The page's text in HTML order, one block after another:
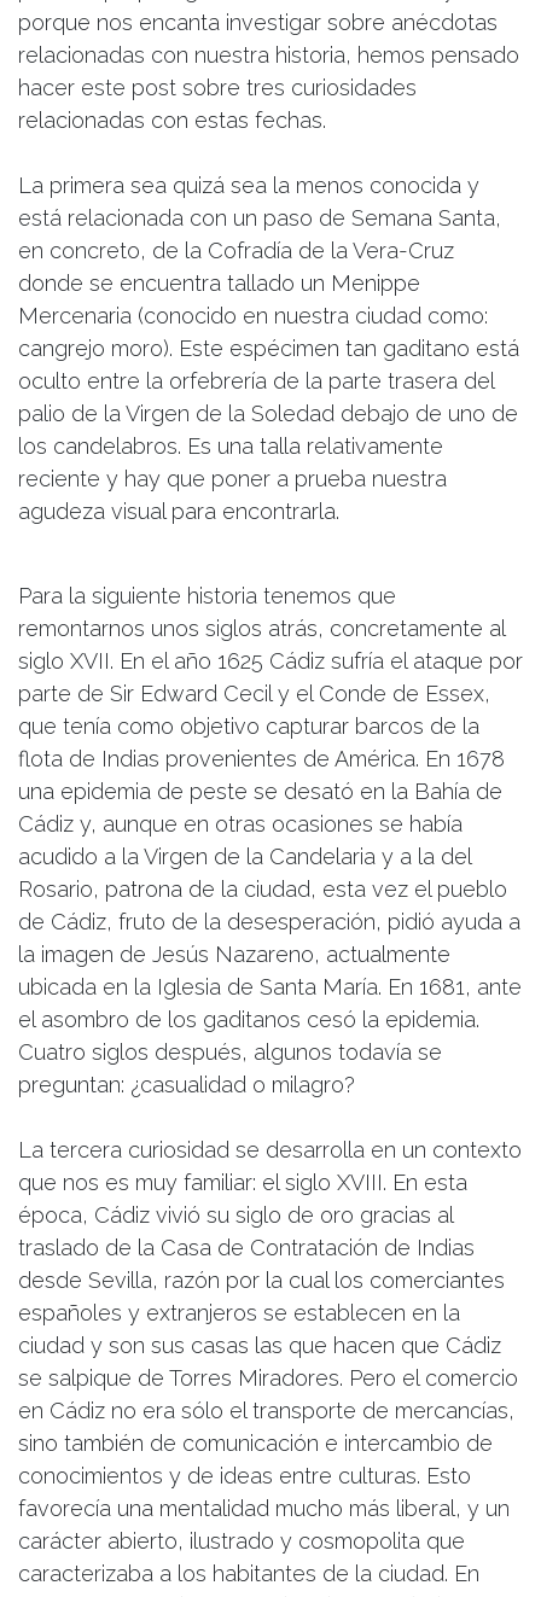
porque nos encanta investigar sobre anécdotas
relacionadas con nuestra historia, hemos pensado
hacer este post sobre tres curiosidades
relacionadas con estas fechas.
La primera sea quizá sea la menos conocida y
está relacionada con un paso de Semana Santa,
en concreto, de la Cofradía de la Vera-Cruz
donde se encuentra tallado un Menippe
Mercenaria (conocido en nuestra ciudad como:
cangrejo moro). Este espécimen tan gaditano está
oculto entre la orfebrería de la parte trasera del
palio de la Virgen de la Soledad debajo de uno de
los candelabros. Es una talla relativamente
reciente y hay que poner a prueba nuestra
agudeza visual para encontrarla.
Para la siguiente historia tenemos que
remontarnos unos siglos atrás, concretamente al
siglo XVII. En el año 1625 Cádiz sufría el ataque por
parte de Sir Edward Cecil y el Conde de Essex,
que tenía como objetivo capturar barcos de la
flota de Indias provenientes de América. En 1678
una epidemia de peste se desató en la Bahía de
Cádiz y, aunque en otras ocasiones se había
acudido a la Virgen de la Candelaria y a la del
Rosario, patrona de la ciudad, esta vez el pueblo
de Cádiz, fruto de la desesperación, pidió ayuda a
la imagen de Jesús Nazareno, actualmente
ubicada en la Iglesia de Santa María. En 1681, ante
el asombro de los gaditanos cesó la epidemia.
Cuatro siglos después, algunos todavía se
preguntan: ¿casualidad o milagro?
La tercera curiosidad se desarrolla en un contexto
que nos es muy familiar: el siglo XVIII. En esta
época, Cádiz vivió su siglo de oro gracias al
traslado de la Casa de Contratación de Indias
desde Sevilla, razón por la cual los comerciantes
españoles y extranjeros se establecen en la
ciudad y son sus casas las que hacen que Cádiz
se salpique de Torres Miradores. Pero el comercio
en Cádiz no era sólo el transporte de mercancías,
sino también de comunicación e intercambio de
conocimientos y de ideas entre culturas. Esto
favorecía una mentalidad mucho más liberal, y un
carácter abierto, ilustrado y cosmopolita que
caracterizaba a los habitantes de la ciudad. En